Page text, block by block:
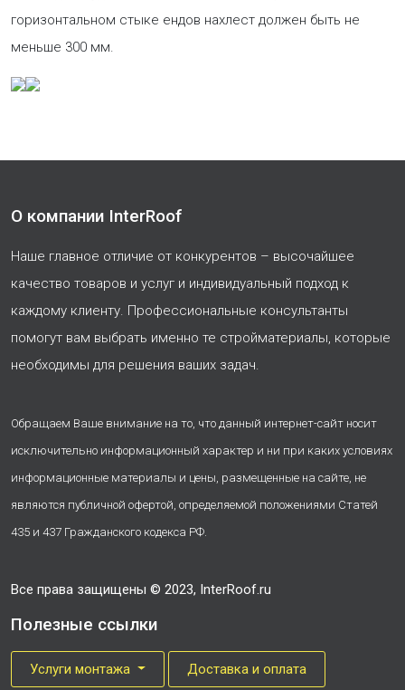
горизонтальном стыке ендов нахлест должен быть не
меньше 300 мм.
О компании InterRoof
Наше главное отличие от конкурентов – высочайшее
качество товаров и услуг и индивидуальный подход к
каждому клиенту. Профессиональные консультанты
помогут вам выбрать именно те стройматериалы, которые
необходимы для решения ваших задач.
Обращаем Ваше внимание на то, что данный интернет-сайт носит
исключительно информационный характер и ни при каких условиях
информационные материалы и цены, размещенные на сайте, не
являются публичной офертой, определяемой положениями Статей
435 и 437 Гражданского кодекса РФ.
Все права защищены © 2023, InterRoof.ru
Полезные ссылки
Услуги монтажа Доставка и оплата